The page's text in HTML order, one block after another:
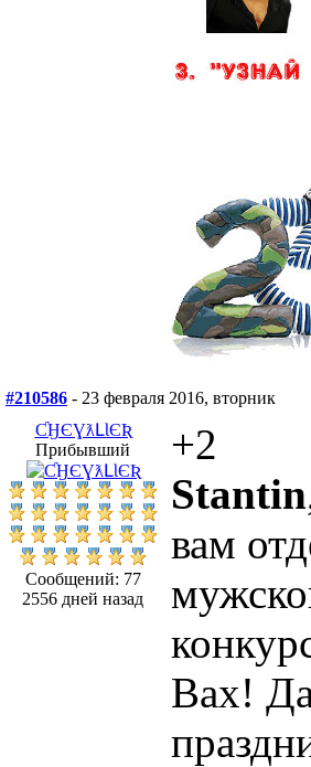
#210586 - 23 февраля 2016, вторник
ƇӇЄƔƛԼƖЄƦ
Прибывший
Сообщений: 77
2556 дней назад
+2
Stantin
вам
Вах!